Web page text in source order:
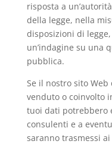
risposta a
della legge, nella
disposizioni di
un’indagine su una
pubblica.
Se il nostro sito
venduto o coinvolto
tuoi dati potrebbero
consulenti e a
saranno trasmessi